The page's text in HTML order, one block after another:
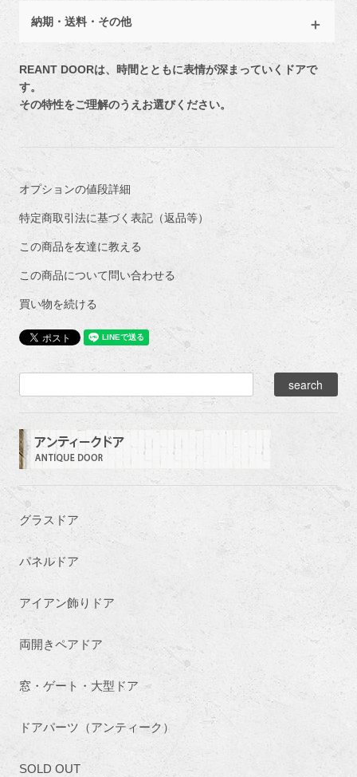
納期・送料・その他
REANT DOORは、時間とともに表情が深まっていくドアで
す。
その特性をご理解のうえお選びください。
オプションの値段詳細
特定商取引法に基づく表記（返品等）
この商品を友達に教える
この商品について問い合わせる
買い物を続ける
グラスドア
パネルドア
アイアン飾りドア
両開きペアドア
窓・ゲート・大型ドア
ドアパーツ（アンティーク）
SOLD OUT